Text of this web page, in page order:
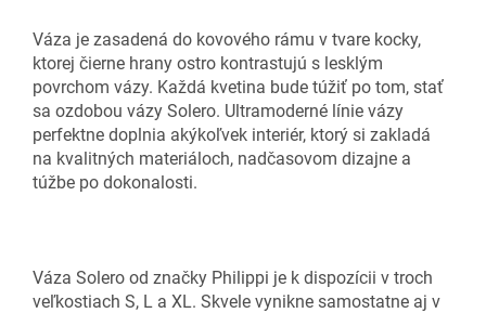
Váza je zasadená do kovového rámu v tvare kocky,
ktorej čierne hrany ostro kontrastujú s lesklým
povrchom vázy. Každá kvetina bude túžiť po tom, stať
sa ozdobou vázy Solero. Ultramoderné línie vázy
perfektne doplnia akýkoľvek interiér, ktorý si zakladá
na kvalitných materiáloch, nadčasovom dizajne a
túžbe po dokonalosti.
Váza Solero od značky Philippi je k dispozícii v troch
veľkostiach S, L a XL. Skvele vynikne samostatne aj v